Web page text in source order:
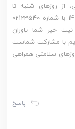
از روزهای شنبه تا
پنجشنبه، ساعت 8 صبح الی 14 با شماره 02123540
خیر شما یاوران
با مشارکت شماست
سلامتی همراهی
پاسخ